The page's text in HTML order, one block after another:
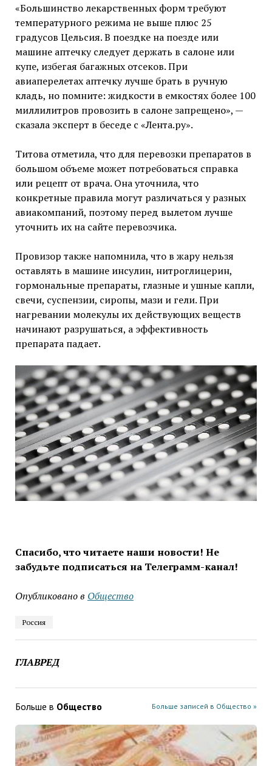
«Большинство лекарственных форм требуют
температурного режима не выше плюс 25
градусов Цельсия. В поездке на поезде или
машине аптечку следует держать в салоне или
купе, избегая багажных отсеков. При
авиаперелетах аптечку лучше брать в ручную
кладь, но помните: жидкости в емкостях более 100
миллилитров провозить в салоне запрещено», —
сказала эксперт в беседе с «Лента.ру».
Титова отметила, что для перевозки препаратов в
большом объеме может потребоваться справка
или рецепт от врача. Она уточнила, что
конкретные правила могут различаться у разных
авиакомпаний, поэтому перед вылетом лучше
уточнить их на сайте перевозчика.
Провизор также напомнила, что в жару нельзя
оставлять в машине инсулин, нитроглицерин,
гормональные препараты, глазные и ушные капли,
свечи, суспензии, сиропы, мази и гели. При
нагревании молекулы их действующих веществ
начинают разрушаться, а эффективность
препарата падает.
Спасибо, что читаете наши новости! Не
забудьте подписаться на Телеграмм-канал!
Опубликовано в Общество
Россия
ГЛАВРЕД
Больше в Общество Больше записей в Общество »